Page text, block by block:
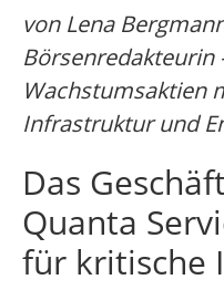
von Lena
Börsenredakteurin
Wachstumsaktien
Infrastruktur und
Das
Quanta
für kritische